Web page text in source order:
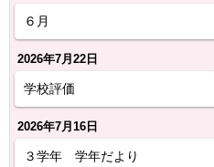
６月
2026年7月22日
学校評価
2026年7月16日
３学年 学年だより